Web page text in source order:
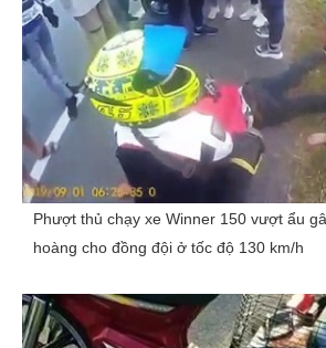
Phượt thủ chạy xe Winner 150 vượt ẩu
hoàng cho đồng đội ở tốc độ 130 km/h